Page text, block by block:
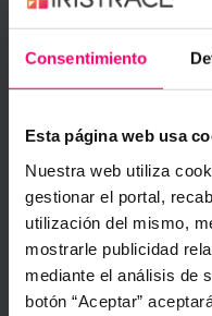
Consentimiento
Esta página web usa
Nuestra web utiliza
gestionar el portal,
utilización del mismo,
mostrarle publicidad
mediante el análisis de
botón “Aceptar”